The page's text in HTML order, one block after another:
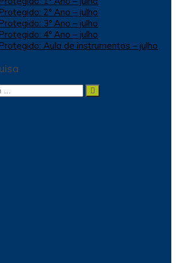
Protegido: 2º Ano – julho
Protegido: 3º Ano – julho
Protegido: 4º Ano – julho
Protegido: Aula de instrumentos – julho
Search